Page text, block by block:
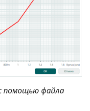
помощью файла